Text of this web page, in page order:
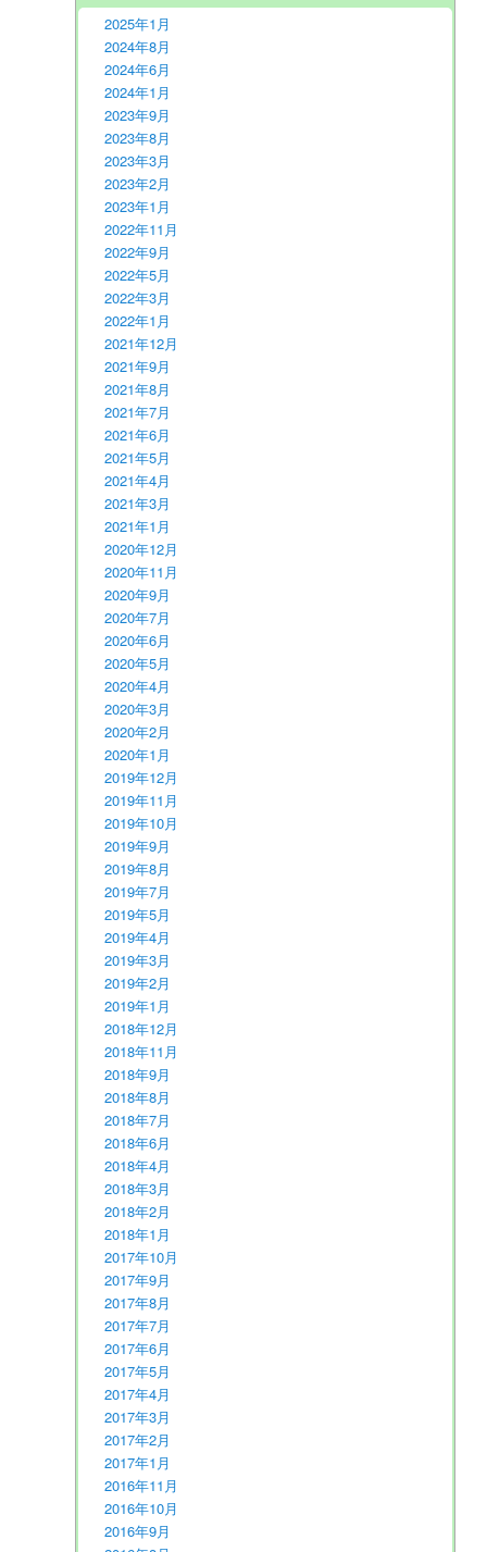
2025年1月
2024年8月
2024年6月
2024年1月
2023年9月
2023年8月
2023年3月
2023年2月
2023年1月
2022年11月
2022年9月
2022年5月
2022年3月
2022年1月
2021年12月
2021年9月
2021年8月
2021年7月
2021年6月
2021年5月
2021年4月
2021年3月
2021年1月
2020年12月
2020年11月
2020年9月
2020年7月
2020年6月
2020年5月
2020年4月
2020年3月
2020年2月
2020年1月
2019年12月
2019年11月
2019年10月
2019年9月
2019年8月
2019年7月
2019年5月
2019年4月
2019年3月
2019年2月
2019年1月
2018年12月
2018年11月
2018年9月
2018年8月
2018年7月
2018年6月
2018年4月
2018年3月
2018年2月
2018年1月
2017年10月
2017年9月
2017年8月
2017年7月
2017年6月
2017年5月
2017年4月
2017年3月
2017年2月
2017年1月
2016年11月
2016年10月
2016年9月